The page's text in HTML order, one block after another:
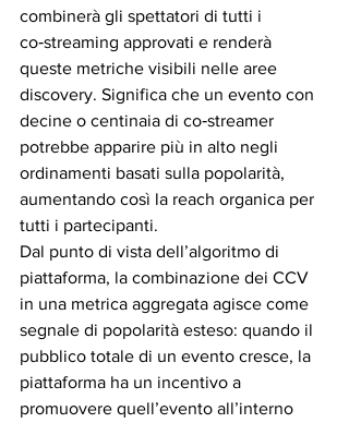
combinerà gli spettatori di tutti i
co‑streaming approvati e renderà
queste metriche visibili nelle aree
discovery. Significa che un evento con
decine o centinaia di co‑streamer
potrebbe apparire più in alto negli
ordinamenti basati sulla popolarità,
aumentando così la reach organica per
tutti i partecipanti.
Dal punto di vista dell’algoritmo di
piattaforma, la combinazione dei CCV
in una metrica aggregata agisce come
segnale di popolarità esteso: quando il
pubblico totale di un evento cresce, la
piattaforma ha un incentivo a
promuovere quell’evento all’interno